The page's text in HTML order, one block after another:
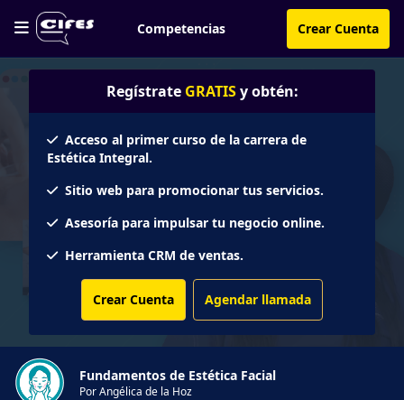
Competencias Crear Cuenta
Regístrate GRATIS y obtén:
Acceso al primer curso de la carrera de
Estética Integral.
Sitio web para promocionar tus servicios.
Asesoría para impulsar tu negocio online.
Herramienta CRM de ventas.
Crear Cuenta Agendar llamada
Fundamentos de Estética Facial
Por Angélica de la Hoz